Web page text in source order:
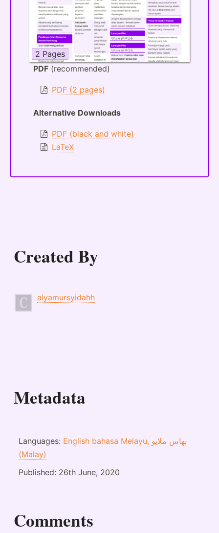
2 Pages
PDF (recommended)
PDF (2 pages)
Alternative Downloads
PDF (black and white)
LaTeX
Created By
alyamursyidahh
Metadata
Languages: English bahasa Melayu, بهاس ملايو‎
(Malay)
Published: 26th June, 2020
Comments